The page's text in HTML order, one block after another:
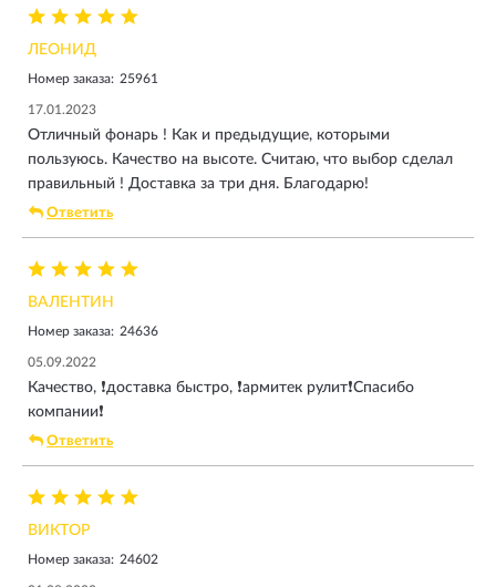
ЛЕОНИД
Номер заказа: 25961
17.01.2023
Отличный фонарь ! Как и предыдущие, которыми
пользуюсь. Качество на высоте. Считаю, что выбор сделал
правильный ! Доставка за три дня. Благодарю!
Ответить
ВАЛЕНТИН
Номер заказа: 24636
05.09.2022
Качество, ❗️доставка быстро, ❗️армитек рулит❗️Спасибо
компании❗️
Ответить
ВИКТОР
Номер заказа: 24602